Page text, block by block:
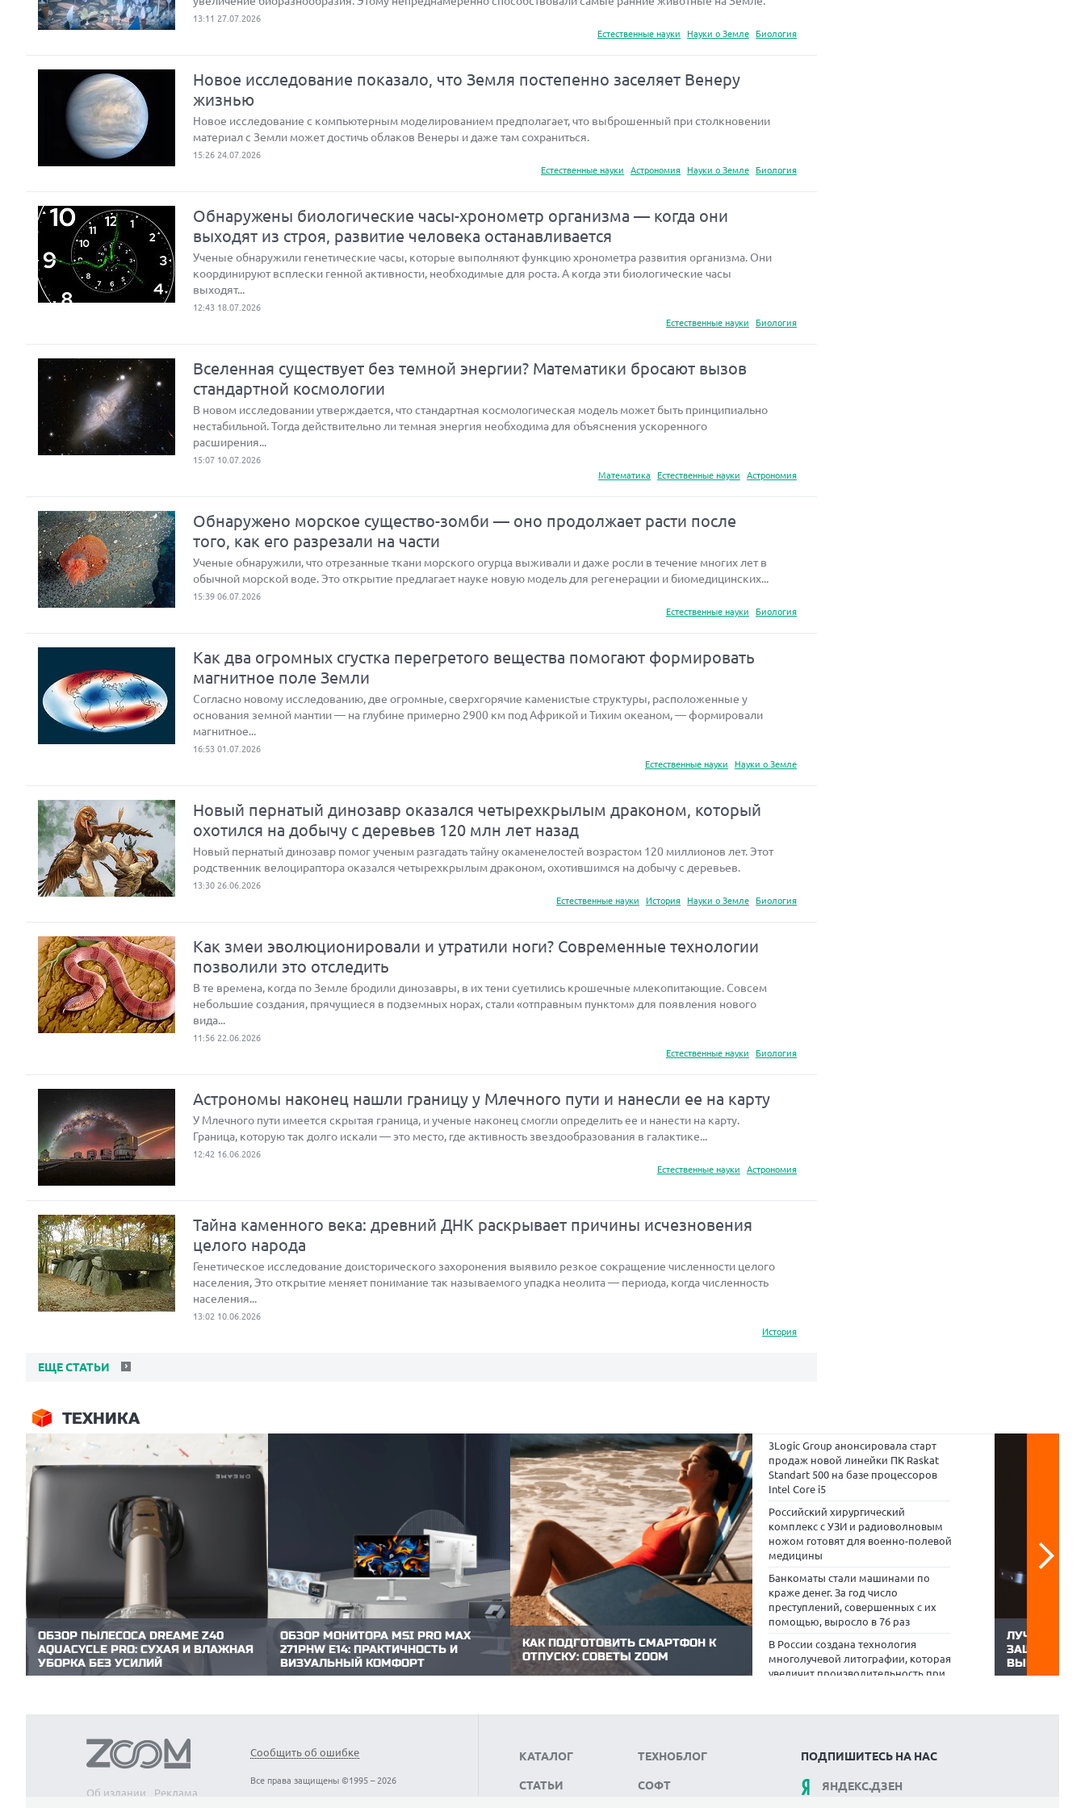
13:11 27.07.2026
Естественные науки
Науки о Земле Биология
Новое исследование показало, что Земля постепенно заселяет Венеру
жизнью
Новое исследование с компьютерным моделированием предполагает, что выброшенный при столкновении
материал с Земли может достичь облаков Венеры и даже там сохраниться.
15:26 24.07.2026
Естественные науки
Астрономия Науки о Земле Биология
Обнаружены биологические часы-хронометр организма — когда они
выходят из строя, развитие человека останавливается
Ученые обнаружили генетические часы, которые выполняют функцию хронометра развития организма. Они
координируют всплески генной активности, необходимые для роста. А когда эти биологические часы
выходят...
12:43 18.07.2026
Естественные науки
Биология
Вселенная существует без темной энергии? Математики бросают вызов
стандартной космологии
В новом исследовании утверждается, что стандартная космологическая модель может быть принципиально
нестабильной. Тогда действительно ли темная энергия необходима для объяснения ускоренного
расширения...
15:07 10.07.2026
Математика
Естественные науки Астрономия
Обнаружено морское существо-зомби — оно продолжает расти после
того, как его разрезали на части
Ученые обнаружили, что отрезанные ткани морского огурца выживали и даже росли в течение многих лет в
обычной морской воде. Это открытие предлагает науке новую модель для регенерации и биомедицинских...
15:39 06.07.2026
Естественные науки
Биология
Как два огромных сгустка перегретого вещества помогают формировать
магнитное поле Земли
Согласно новому исследованию, две огромные, сверхгорячие каменистые структуры, расположенные у
основания земной мантии — на глубине примерно 2900 км под Африкой и Тихим океаном, — формировали
магнитное...
16:53 01.07.2026
Естественные науки
Науки о Земле
Новый пернатый динозавр оказался четырехкрылым драконом, который
охотился на добычу с деревьев 120 млн лет назад
Новый пернатый динозавр помог ученым разгадать тайну окаменелостей возрастом 120 миллионов лет. Этот
родственник велоцираптора оказался четырехкрылым драконом, охотившимся на добычу с деревьев.
13:30 26.06.2026
Естественные науки
История Науки о Земле Биология
Как змеи эволюционировали и утратили ноги? Современные технологии
позволили это отследить
В те времена, когда по Земле бродили динозавры, в их тени суетились крошечные млекопитающие. Совсем
небольшие создания, прячущиеся в подземных норах, стали «отправным пунктом» для появления нового
вида...
11:56 22.06.2026
Естественные науки
Биология
Астрономы наконец нашли границу у Млечного пути и нанесли ее на карту
У Млечного пути имеется скрытая граница, и ученые наконец смогли определить ее и нанести на карту.
Граница, которую так долго искали — это место, где активность звездообразования в галактике...
12:42 16.06.2026
Естественные науки
Астрономия
Тайна каменного века: древний ДНК раскрывает причины исчезновения
целого народа
Генетическое исследование доисторического захоронения выявило резкое сокращение численности целого
населения, Это открытие меняет понимание так называемого упадка неолита — периода, когда численность
населения...
13:02 10.06.2026
История
ЕЩЕ СТАТЬИ
ТЕХНИКА
ОБЗОР ПЫЛЕСОСА DREAME Z40
AQUACYCLE PRO: СУХАЯ И ВЛАЖНАЯ
УБОРКА БЕЗ УСИЛИЙ
В линейке вертикальных пылесосов
одновременным сбором мусора и его
фильтрацией! С учетом других фишек
линейки...
ОБЗОР МОНИТОРА MSI PRO MAX
271PHW E14: ПРАКТИЧНОСТЬ И
ВИЗУАЛЬНЫЙ КОМФОРТ
Компания MSI представила новую линейку
здоровье. Монитор PRO MAX 271PHW E14,
много времени перед экраном....
КАК ПОДГОТОВИТЬ СМАРТФОН К
ОТПУСКУ: СОВЕТЫ ZOOM
В путешествии смартфон отвечает за все
3Logic Group анонсировала старт
продаж новой линейки ПК Raskat
Standart 500 на базе процессоров
Intel Core i5
Российский хирургический
комплекс с УЗИ и радиоволновым
ножом готовят для военно-полевой
медицины
Банкоматы стали машинами по
краже денег. За год число
преступлений, совершенных с их
помощью, выросло в 76 раз
В России создана технология
многолучевой литографии, которая
увеличит производительность при
ЛУЧШИЕ
ЗАЩИТЫ И
ВЫБОР
Приложения
Next
Об издании
Реклама
Сообщить об ошибке
Все права защищены ©1995 – 2026
КАТАЛОГ
СТАТЬИ
ТЕХНОБЛОГ
СОФТ
ПОДПИШИТЕСЬ НА НАС
ЯНДЕКС.ДЗЕН